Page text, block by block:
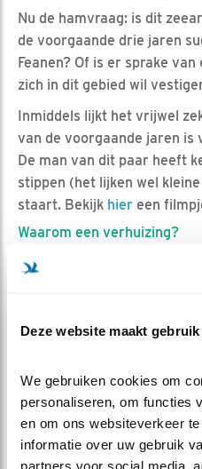
Deze website maakt
We gebruiken cookies om
personaliseren, om functies
en om ons websiteverkeer
informatie over uw gebruik
partners voor social media,
Nu de hamvraag: is dit
de voorgaande drie jaren
Feanen? Of is er sprake
zich in dit gebied wil
Inmiddels lijkt het vrijwel
van de voorgaande jaren is
De man van dit paar heeft
stippen (het lijken wel kleine
staart. Bekijk hier een
Waarom een verhuizing?
Waren ze het geruzie met
de camera’s van ‘Beleef
geval erg benieuwd hoe het